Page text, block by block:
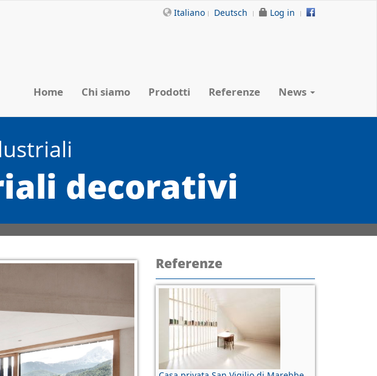
Italiano Deutsch Log in
Home Chi siamo Prodotti Referenze News
decorativi
Referenze